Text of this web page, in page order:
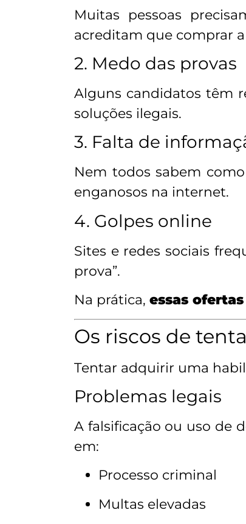
Muitas pessoas
acreditam que comprar
2. Medo das provas
Alguns candidatos têm
soluções ilegais.
3. Falta de
Nem todos sabem
enganosos na internet.
4. Golpes online
Sites e redes sociais
prova”.
Na prática, essas
Os riscos de
Tentar adquirir uma
Problemas legais
A falsificação ou uso de
em:
Processo criminal
Multas elevadas